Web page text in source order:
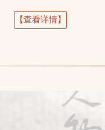
【查看详情】